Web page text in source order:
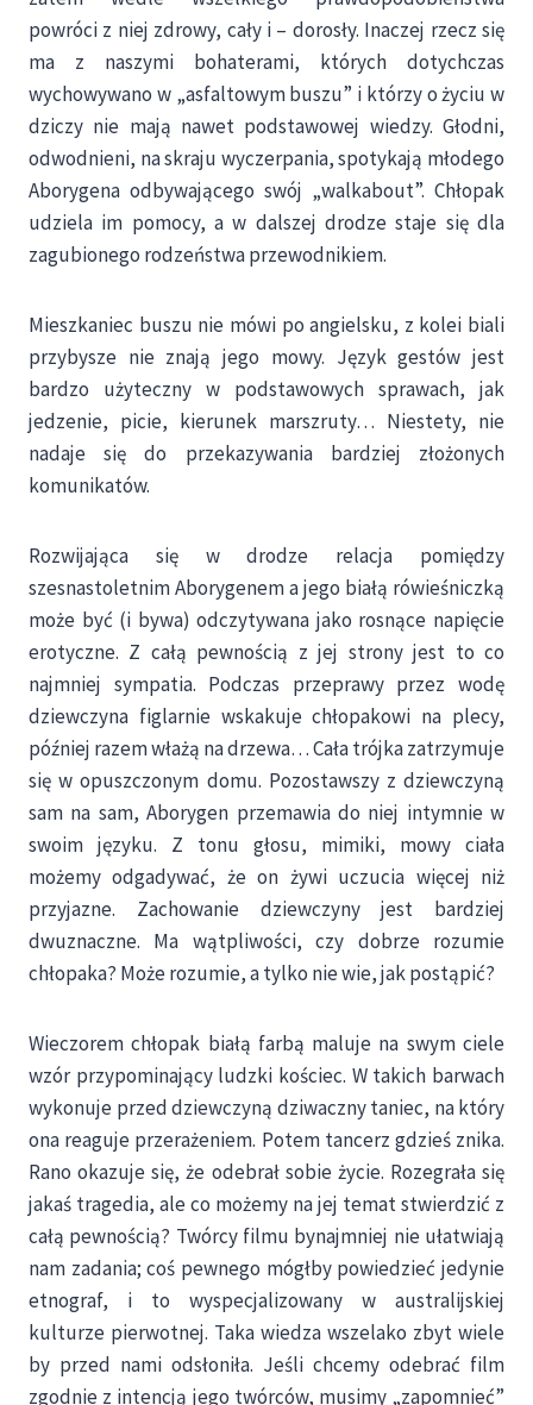
powróci z niej zdrowy, cały i – dorosły. Inaczej rzecz się
ma z naszymi bohaterami, których dotychczas
wychowywano w „asfaltowym buszu” i którzy o życiu w
dziczy nie mają nawet podstawowej wiedzy. Głodni,
odwodnieni, na skraju wyczerpania, spotykają młodego
Aborygena odbywającego swój „walkabout”. Chłopak
udziela im pomocy, a w dalszej drodze staje się dla
zagubionego rodzeństwa przewodnikiem.
Mieszkaniec buszu nie mówi po angielsku, z kolei biali
przybysze nie znają jego mowy. Język gestów jest
bardzo użyteczny w podstawowych sprawach, jak
jedzenie, picie, kierunek marszruty… Niestety, nie
nadaje się do przekazywania bardziej złożonych
komunikatów.
Rozwijająca się w drodze relacja pomiędzy
szesnastoletnim Aborygenem a jego białą rówieśniczką
może być (i bywa) odczytywana jako rosnące napięcie
erotyczne. Z całą pewnością z jej strony jest to co
najmniej sympatia. Podczas przeprawy przez wodę
dziewczyna figlarnie wskakuje chłopakowi na plecy,
później razem włażą na drzewa… Cała trójka zatrzymuje
się w opuszczonym domu. Pozostawszy z dziewczyną
sam na sam, Aborygen przemawia do niej intymnie w
swoim języku. Z tonu głosu, mimiki, mowy ciała
możemy odgadywać, że on żywi uczucia więcej niż
przyjazne. Zachowanie dziewczyny jest bardziej
dwuznaczne. Ma wątpliwości, czy dobrze rozumie
chłopaka? Może rozumie, a tylko nie wie, jak postąpić?
Wieczorem chłopak białą farbą maluje na swym ciele
wzór przypominający ludzki kościec. W takich barwach
wykonuje przed dziewczyną dziwaczny taniec, na który
ona reaguje przerażeniem. Potem tancerz gdzieś znika.
Rano okazuje się, że odebrał sobie życie. Rozegrała się
jakaś tragedia, ale co możemy na jej temat stwierdzić z
całą pewnością? Twórcy filmu bynajmniej nie ułatwiają
nam zadania; coś pewnego mógłby powiedzieć jedynie
etnograf, i to wyspecjalizowany w australijskiej
kulturze pierwotnej. Taka wiedza wszelako zbyt wiele
by przed nami odsłoniła. Jeśli chcemy odebrać film
zgodnie z intencją jego twórców, musimy „zapomnieć”